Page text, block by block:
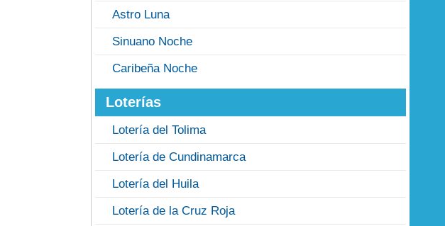
Astro Luna
Sinuano Noche
Caribeña Noche
Loterías
Lotería del Tolima
Lotería de Cundinamarca
Lotería del Huila
Lotería de la Cruz Roja